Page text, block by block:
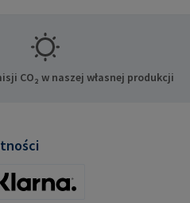
CO₂ w naszej własnej produkcji